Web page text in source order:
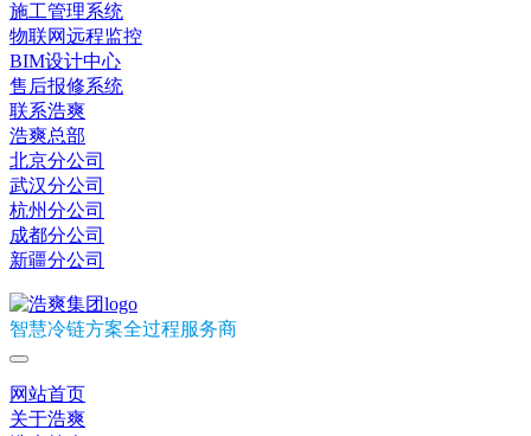
施工管理系统
物联网远程监控
BIM设计中心
售后报修系统
联系浩爽
浩爽总部
北京分公司
武汉分公司
杭州分公司
成都分公司
新疆分公司
智慧冷链方案全过程服务商
网站首页
关于浩爽